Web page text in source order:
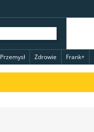
Przemysł Zdrowie Frank+